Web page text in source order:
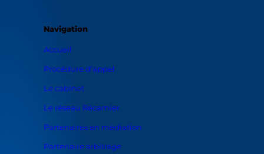
Navigation
Accueil
Procédure d’appel
Le cabinet
Le réseau Récamier
Partenaires en médiation
Partenaire arbitrage